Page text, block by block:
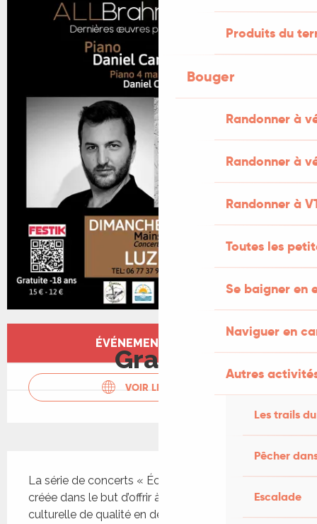
Produits du
Bouger
Randonner à
Randonner à
Randonner à
Toutes les
Se baigner en
Naviguer en
Autres
Les trails
Pêcher
Escalade
Ouverture et coordonnées
ÉVÉNEMENT TERMINÉ
Gratuit
VOIR LES SITES WEB
La série de concerts « Écho de la Luz » a été
créée dans le but d’offrir à Luzech une activité
culturelle de qualité en dehors de la période